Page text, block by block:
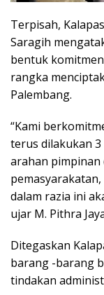
Terpisah,
Saragih
bentuk
rangka
Palembang.
“Kami
terus dilakukan
arahan pimpinan
dalam razia ini
ujar M. Pithra
Ditegaskan
barang -barang
tindakan